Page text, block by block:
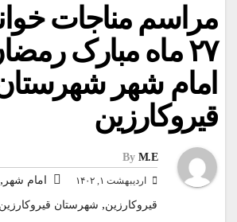
مراسم مناجات
۲۷ ماه مبارک
امام شهر
قیروکارزین
By M.E
اردیبهشت ۱, ۱۴۰۲ امام شهر ,
قیروکارزین, شهرستان قیروکارزین